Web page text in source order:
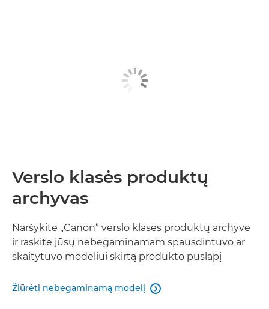
Verslo klasės produktų
archyvas
Naršykite „Canon“ verslo klasės produktų archyve
ir raskite jūsų nebegaminamam spausdintuvo ar
skaitytuvo modeliui skirtą produkto puslapį
Žiūrėti nebegaminamą modelį 